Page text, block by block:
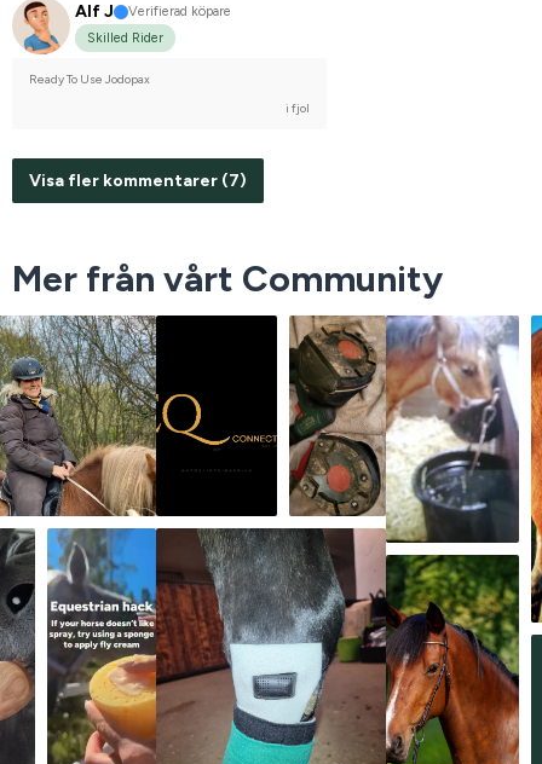
Alf J
Verifierad köpare
Skilled Rider
Ready To Use Jodopax
i fjol
Visa fler kommentarer (7)
Mer från vårt Community